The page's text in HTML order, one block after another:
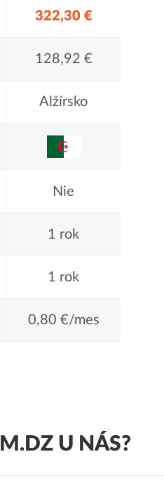
322,30 €
128,92 €
Alžírsko
Nie
1 rok
1 rok
0,80 €/mes
U NÁS?